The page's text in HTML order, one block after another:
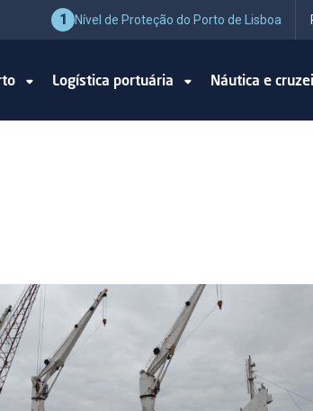
1 Nível de Proteção do Porto de Lisboa
Logística portuária Náutica e